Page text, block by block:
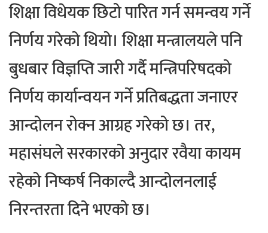
शिक्षा विधेयक छिटो पारित गर्न समन्वय गर्ने
निर्णय गरेको थियो। शिक्षा मन्त्रालयले पनि
बुधबार विज्ञप्ति जारी गर्दै मन्त्रिपरिषदको
निर्णय कार्यान्वयन गर्ने प्रतिबद्धता जनाएर
आन्दोलन रोक्न आग्रह गरेको छ। तर,
महासंघले सरकारको अनुदार रवैया कायम
रहेको निष्कर्ष निकाल्दै आन्दोलनलाई
निरन्तरता दिने भएको छ।